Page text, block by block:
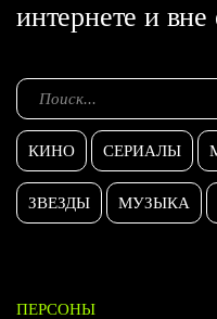
интернете и вне
КИНО СЕРИАЛЫ
ЗВЕЗДЫ МУЗЫКА
ПЕРСОНЫ